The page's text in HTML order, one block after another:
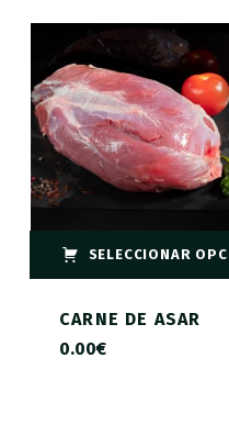
SELECCIONAR
CARNE DE ASAR
0.00€